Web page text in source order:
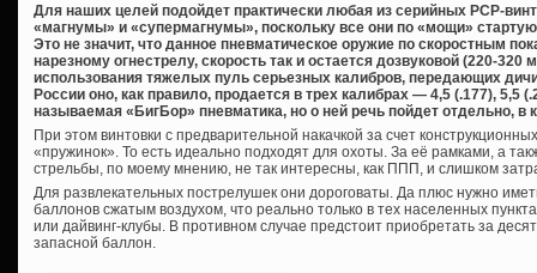
Для наших целей подойдет практически любая из серийных PCP-
«магнумы» и «супермагнумы», поскольку все они по «мощи»
Это не значит, что данное пневматическое оружие по скоростным
нарезному огнестрелу, скорость так и остается дозвуковой (220-320
использования тяжелых пуль серьезных калибров, передающих
России оно, как правило, продается в трех калибрах — 4,5 (.177), 5,5
называемая «БигБор» пневматика, но о ней речь пойдет отдельно, в
При этом винтовки с предварительной накачкой за счет
«пружинок». То есть идеально подходят для охоты. За её рамками, а
стрельбы, по моему мнению, не так интересны, как ППП, и слишком
Для развлекательных пострелушек они дороговаты. Да плюс нужно
баллонов сжатым воздухом, что реально только в тех населенных
или дайвинг-клубы. В противном случае предстоит приобретать за
запасной баллон.